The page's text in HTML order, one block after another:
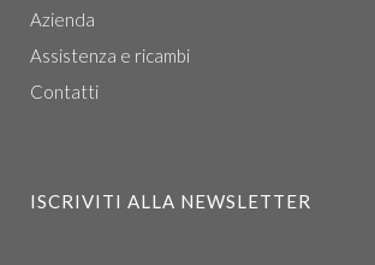
Azienda
Assistenza e ricambi
Contatti
ISCRIVITI ALLA NEWSLETTER